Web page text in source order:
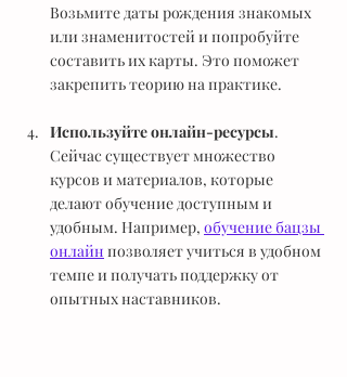
Возьмите даты рождения знакомых
или знаменитостей и попробуйте
составить их карты. Это поможет
закрепить теорию на практике.
Используйте онлайн-ресурсы.
Сейчас существует множество
курсов и материалов, которые
делают обучение доступным и
удобным. Например, обучение бацзы
онлайн позволяет учиться в удобном
темпе и получать поддержку от
опытных наставников.